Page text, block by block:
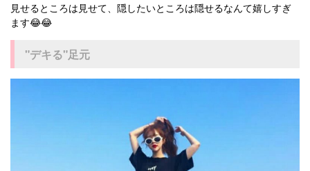
見せるところは見せて、隠したいところは隠せるなんて嬉しすぎ
ます😂😂
"デキる"足元